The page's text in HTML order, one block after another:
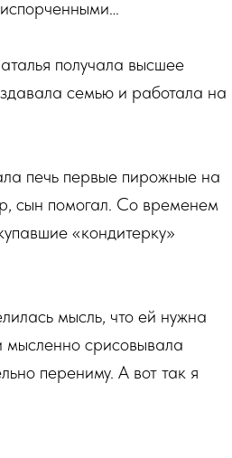
получала высшее
семью и работала на
печь первые пирожные на
сын помогал. Со временем
«кондитерку»
мысль, что ей нужна
мысленно срисовывала
перениму. А вот так я